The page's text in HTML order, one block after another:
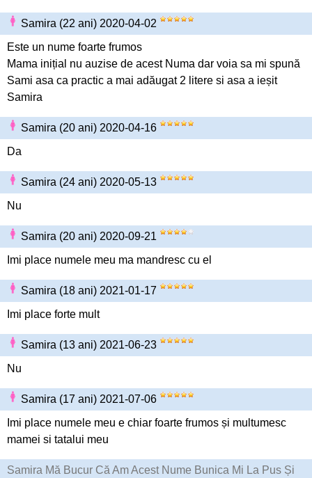
Samira (22 ani) 2020-04-02
Este un nume foarte frumos
Mama inițial nu auzise de acest Numa dar voia sa mi spună
Sami asa ca practic a mai adăugat 2 litere si asa a ieșit
Samira
Samira (20 ani) 2020-04-16
Da
Samira (24 ani) 2020-05-13
Nu
Samira (20 ani) 2020-09-21
Imi place numele meu ma mandresc cu el
Samira (18 ani) 2021-01-17
Imi place forte mult
Samira (13 ani) 2021-06-23
Nu
Samira (17 ani) 2021-07-06
Imi place numele meu e chiar foarte frumos și multumesc
mamei si tatalui meu
Samira Mă Bucur Că Am Acest Nume Bunica Mi La Pus Și